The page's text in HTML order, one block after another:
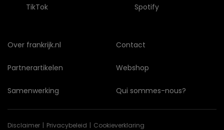
TikTok Spotify
Over frankrijk.nl
Partnerartikelen
Samenwerking
Contact
Webshop
Qui sommes-nous?
Disclaimer Privacybeleid Cookieverklaring